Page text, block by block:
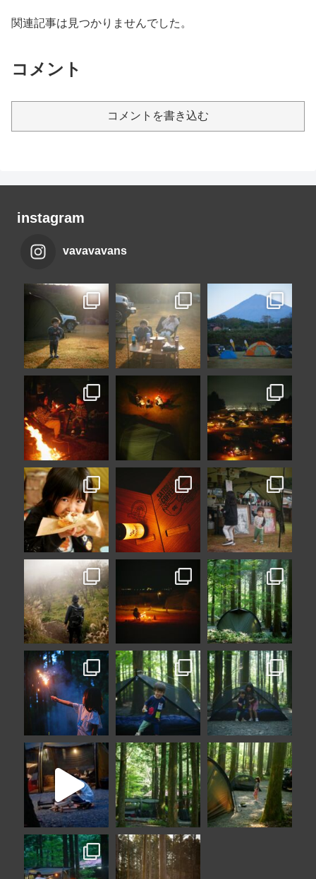
関連記事は見つかりませんでした。
コメント
コメントを書き込む
instagram
vavavavans